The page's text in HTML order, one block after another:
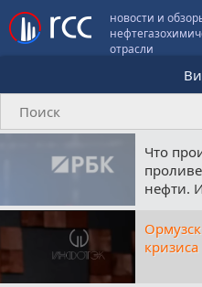
новости и
отрасли
Что
нефти.
кризиса